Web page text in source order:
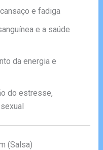
e fadiga
e a saúde
da energia e
do estresse,
(Salsa)